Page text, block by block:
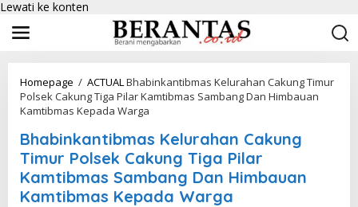
Lewati ke konten
Homepage / ACTUALBhabinkantibmas Kelurahan Cakung Timur
Polsek Cakung Tiga Pilar Kamtibmas Sambang Dan Himbauan
Kamtibmas Kepada Warga
Bhabinkantibmas Kelurahan Cakung
Timur Polsek Cakung Tiga Pilar
Kamtibmas Sambang Dan Himbauan
Kamtibmas Kepada Warga